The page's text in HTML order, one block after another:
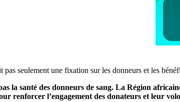
seulement une fixation sur les donneurs et les
la santé des donneurs de sang. La Région
renforcer l’engagement des donateurs et leur